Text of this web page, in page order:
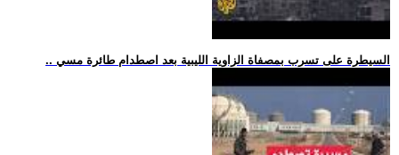
.. السيطرة على تسرب بمصفاة الزاوية الليبية بعد اصطدام طائرة مسي